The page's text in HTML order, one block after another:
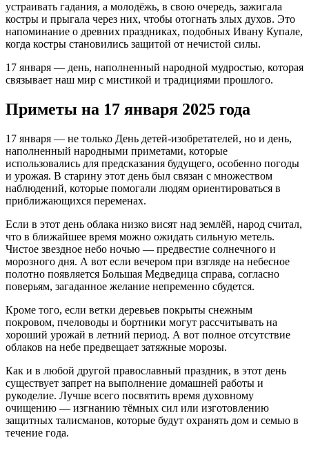
устраивать гадания, а молодёжь, в свою очередь, зажигала
костры и прыгала через них, чтобы отогнать злых духов. Это
напоминание о древних праздниках, подобных Ивану Купале,
когда костры становились защитой от нечистой силы.
17 января — день, наполненный народной мудростью, которая
связывает наш мир с мистикой и традициями прошлого.
Приметы на 17 января 2025 года
17 января — не только День детей-изобретателей, но и день,
наполненный народными приметами, которые
использовались для предсказания будущего, особенно погоды
и урожая. В старину этот день был связан с множеством
наблюдений, которые помогали людям ориентироваться в
приближающихся переменах.
Если в этот день облака низко висят над землёй, народ считал,
что в ближайшее время можно ожидать сильную метель.
Чистое звездное небо ночью — предвестие солнечного и
морозного дня. А вот если вечером при взгляде на небесное
полотно появляется Большая Медведица справа, согласно
поверьям, загаданное желание непременно сбудется.
Кроме того, если ветки деревьев покрыты снежным
покровом, пчеловоды и бортники могут рассчитывать на
хороший урожай в летний период. А вот полное отсутствие
облаков на небе предвещает затяжные морозы.
Как и в любой другой православный праздник, в этот день
существует запрет на выполнение домашней работы и
рукоделие. Лучше всего посвятить время духовному
очищению — изгнанию тёмных сил или изготовлению
защитных талисманов, которые будут охранять дом и семью в
течение года.